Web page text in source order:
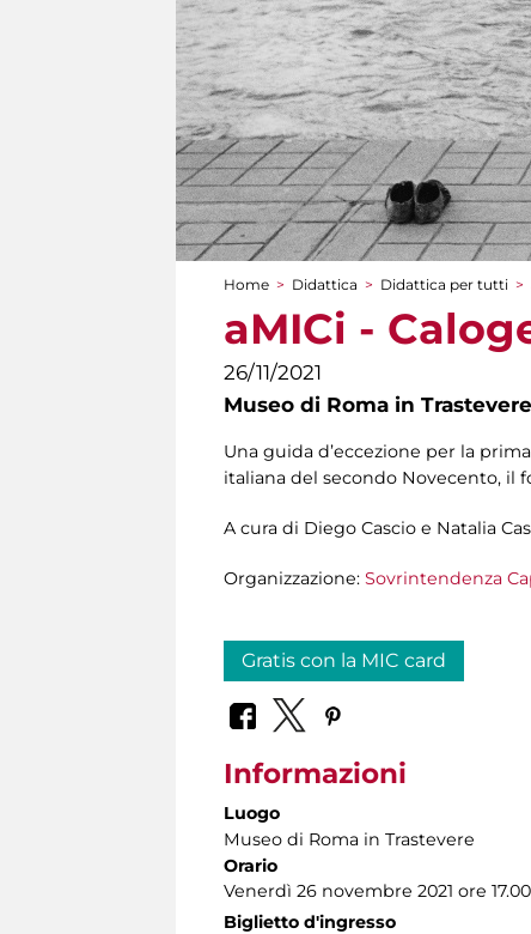
Tu sei qui
Home > Didattica > Didattica per tutti >
aMICi -
26/11/2021
Museo di Roma in Trastevere
Una guida d’eccezione per la
italiana del secondo Novecento, il
A cura di Diego Cascio e Natalia
Organizzazione: Sovrintendenza
Gratis con la MIC card
Informazioni
Luogo
Museo di Roma in Trastevere
Orario
Venerdì 26 novembre 2021 ore 17.00
Biglietto d'ingresso